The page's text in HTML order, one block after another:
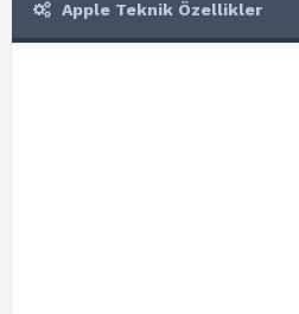
Apple Teknik Özellikler